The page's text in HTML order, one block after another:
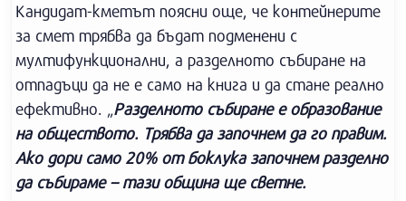
Кандидат-кметът поясни още, че контейнерите
за смет трябва да бъдат подменени с
мултифункционални, а разделното събиране на
отпадъци да не е само на книга и да стане реално
ефективно. „Разделното събиране е образование
на обществото. Трябва да започнем да го правим.
Ако дори само 20% от боклука започнем разделно
да събираме – тази община ще светне.